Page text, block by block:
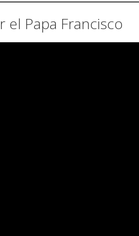
el Papa Francisco